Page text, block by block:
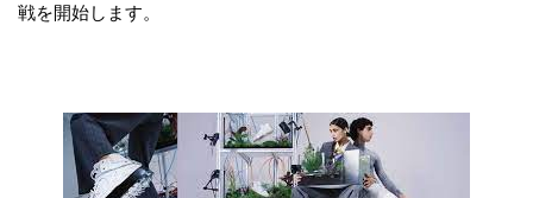
戦を開始します。